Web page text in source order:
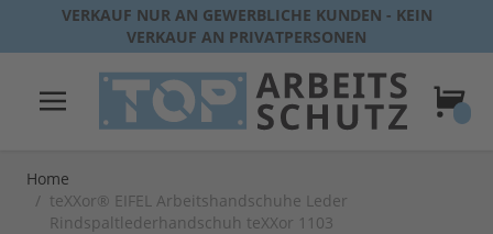
Direkt zum Inhalt
VERKAUF NUR AN GEWERBLICHE KUNDEN - KEIN
VERKAUF AN PRIVATPERSONEN
Home
/ teXXor® EIFEL Arbeitshandschuhe Leder
Rindspaltlederhandschuh teXXor 1103